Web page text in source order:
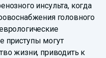
инсульта, когда
головного
приступы могут
жизни, приводить к